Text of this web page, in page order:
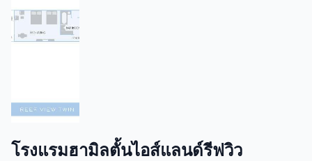
โรงแรมฮามิลตั้นไอส์แลนด์รีฟวิว